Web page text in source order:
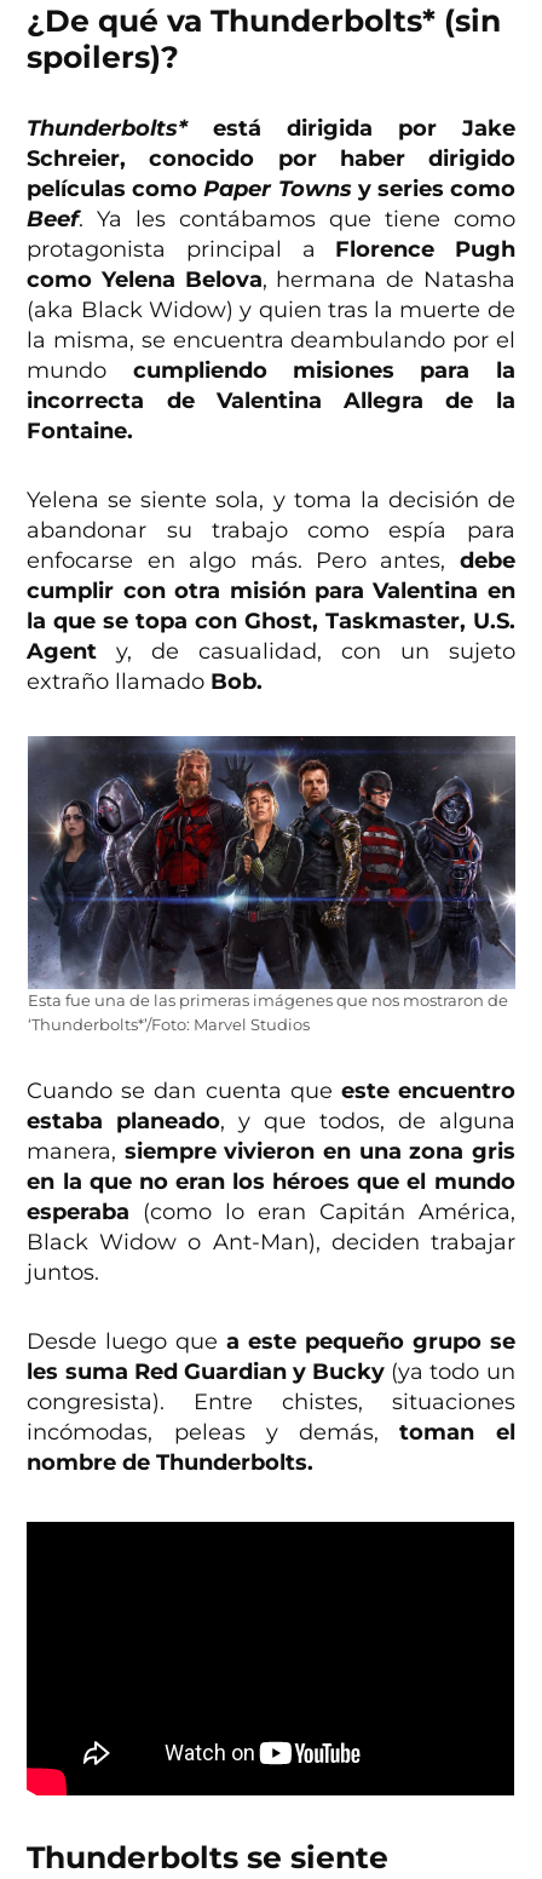
¿De qué va Thunderbolts* (sin
spoilers)?
Thunderbolts*está dirigida por Jake
Schreier, conocido por haber dirigido
películas comoPaper Townsy series como
Beef. Ya les contábamos que tiene como
protagonista principal a Florence Pugh
como Yelena Belova, hermana de Natasha
(aka Black Widow) y quien tras la muerte de
la misma, se encuentra deambulando por el
mundo cumpliendo misiones para la
incorrecta de Valentina Allegra de la
Fontaine.
Yelena se siente sola, y toma la decisión de
abandonar su trabajo como espía para
enfocarse en algo más. Pero antes, debe
cumplir con otra misión para Valentina en
la que se topa con Ghost, Taskmaster, U.S.
Agent y, de casualidad, con un sujeto
extraño llamado Bob.
Esta fue una de las primeras imágenes que nos mostraron de
‘Thunderbolts*’/Foto: Marvel Studios
Cuando se dan cuenta que este encuentro
estaba planeado, y que todos, de alguna
manera, siempre vivieron en una zona gris
en la que no eran los héroes que el mundo
esperaba (como lo eran Capitán América,
Black Widow o Ant-Man), deciden trabajar
juntos.
Desde luego quea este pequeño grupo se
les suma Red Guardian y Bucky (ya todo un
congresista). Entre chistes, situaciones
incómodas, peleas y demás,toman el
nombre de Thunderbolts.
Thunderbolts se siente